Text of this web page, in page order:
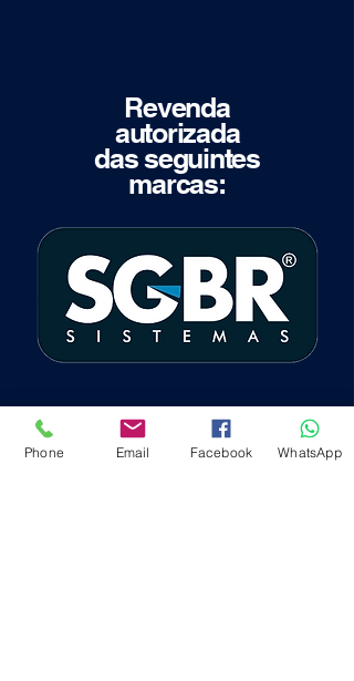
Revenda
autorizada
das seguintes
marcas:
Phone Email Facebook WhatsApp